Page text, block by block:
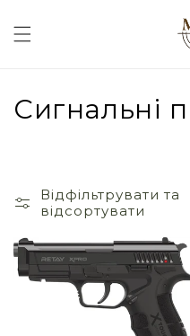
К
е
к
ц
Сигнальні
Відфільтрувати та
відсортувати